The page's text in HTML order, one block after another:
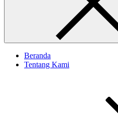
Beranda
Tentang Kami